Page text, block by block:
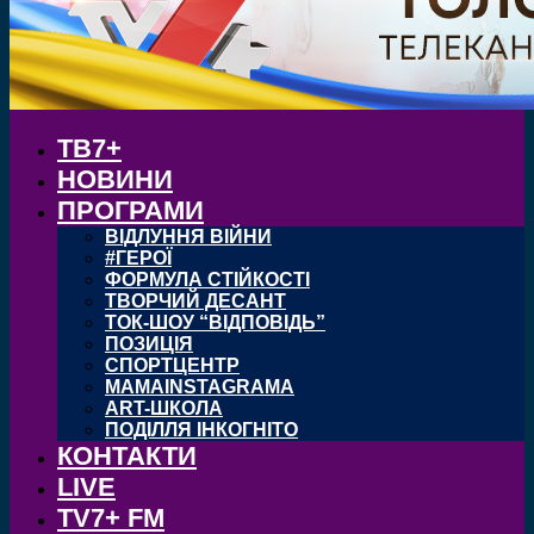
ТВ7+
НОВИНИ
ПРОГРАМИ
ВІДЛУННЯ ВІЙНИ
#ГЕРОЇ
ФОРМУЛА СТІЙКОСТІ
ТВОРЧИЙ ДЕСАНТ
ТОК-ШОУ “ВІДПОВІДЬ”
ПОЗИЦІЯ
СПОРТЦЕНТР
MAMAINSTAGRAMA
ART-ШКОЛА
ПОДІЛЛЯ ІНКОГНІТО
КОНТАКТИ
LIVE
TV7+ FM